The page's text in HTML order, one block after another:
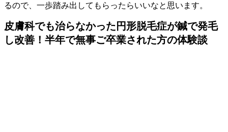
るので、一歩踏み出してもらったらいいなと思います。
皮膚科でも治らなかった円形脱毛症が鍼で発毛
し改善！半年で無事ご卒業された方の体験談